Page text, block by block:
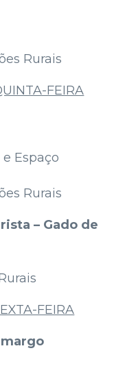
Rurais
FEIRA
Espaço
Rurais
– Gado de
FEIRA